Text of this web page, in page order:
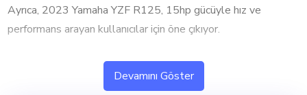
Ayrıca, 2023 Yamaha YZF R125, 15hp gücüyle hız ve
performans arayan kullanıcılar için öne çıkıyor.
1. Silindir Hacmi ve Performans
2023 Yamaha YZF R125 ve 2024 RKS SRV125, neredeyse
Devamını Göster